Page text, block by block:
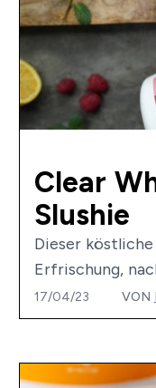
Clear
Slushie
Dieser
Erfrischung,
17/04/23 VON